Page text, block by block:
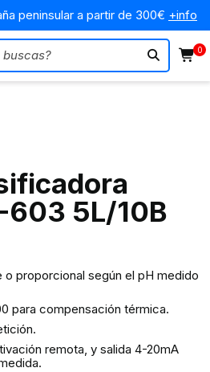
peninsular a partir de 300€ +info
0
603 5L/10B
proporcional según el pH medido
para compensación térmica.
remota, y salida 4-20mA